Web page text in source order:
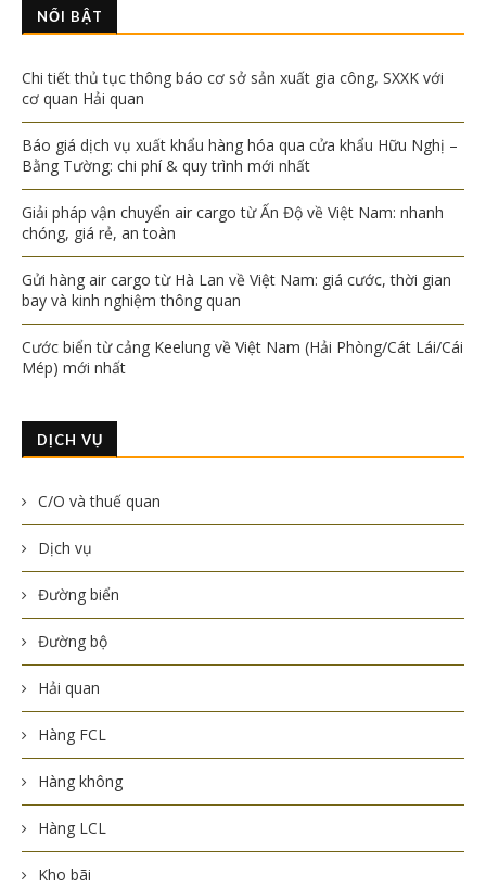
NỔI BẬT
Chi tiết thủ tục thông báo cơ sở sản xuất gia công, SXXK với
cơ quan Hải quan
Báo giá dịch vụ xuất khẩu hàng hóa qua cửa khẩu Hữu Nghị –
Bằng Tường: chi phí & quy trình mới nhất
Giải pháp vận chuyển air cargo từ Ấn Độ về Việt Nam: nhanh
chóng, giá rẻ, an toàn
Gửi hàng air cargo từ Hà Lan về Việt Nam: giá cước, thời gian
bay và kinh nghiệm thông quan
Cước biển từ cảng Keelung về Việt Nam (Hải Phòng/Cát Lái/Cái
Mép) mới nhất
DỊCH VỤ
C/O và thuế quan
Dịch vụ
Đường biển
Đường bộ
Hải quan
Hàng FCL
Hàng không
Hàng LCL
Kho bãi